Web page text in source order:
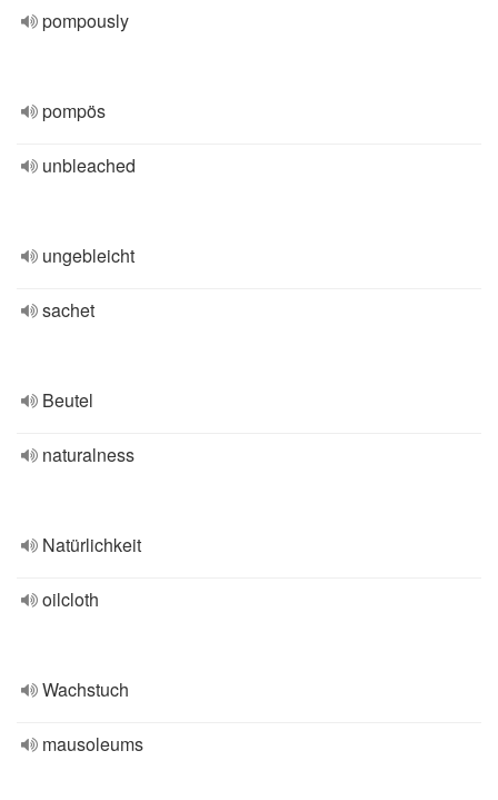
pompously
pompös
unbleached
ungebleicht
sachet
Beutel
naturalness
Natürlichkeit
oilcloth
Wachstuch
mausoleums